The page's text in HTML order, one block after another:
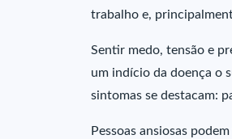
trabalho e,
Sentir medo, tensão e
um indício da doença o
sintomas se destacam:
Pessoas ansiosas